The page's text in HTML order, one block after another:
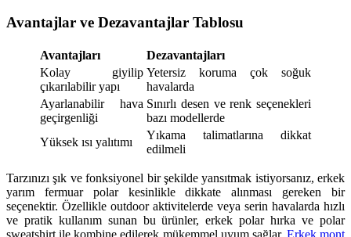
Avantajlar ve Dezavantajlar Tablosu
Avantajları
Dezavantajları
Kolay giyilip
çıkarılabilir yapı
Yetersiz koruma çok soğuk
havalarda
Ayarlanabilir hava
geçirgenliği
Sınırlı desen ve renk seçenekleri
bazı modellerde
Yüksek ısı yalıtımı
Yıkama talimatlarına dikkat
edilmeli
Tarzınızı şık ve fonksiyonel bir şekilde yansıtmak istiyorsanız, erkek
yarım fermuar polar kesinlikle dikkate alınması gereken bir
seçenektir. Özellikle outdoor aktivitelerde veya serin havalarda hızlı
ve pratik kullanım sunan bu ürünler, erkek polar hırka ve polar